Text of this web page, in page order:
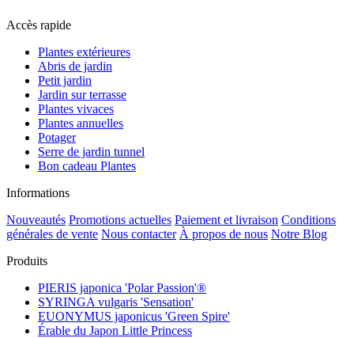
Accès rapide
Plantes extérieures
Abris de jardin
Petit jardin
Jardin sur terrasse
Plantes vivaces
Plantes annuelles
Potager
Serre de jardin tunnel
Bon cadeau Plantes
Informations
Nouveautés Promotions actuelles Paiement et livraison Conditions
générales de vente Nous contacter À propos de nous Notre Blog
Produits
PIERIS japonica 'Polar Passion'®
SYRINGA vulgaris 'Sensation'
EUONYMUS japonicus 'Green Spire'
Érable du Japon Little Princess